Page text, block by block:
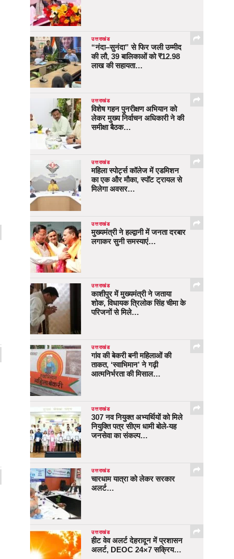
उत्तराखंड
“नंदा–सुनंदा” से फिर जली उम्मीद
की लौ, 39 बालिकाओं को ₹12.98
लाख की सहायता…
उत्तराखंड
विशेष गहन पुनरीक्षण अभियान को
लेकर मुख्य निर्वाचन अधिकारी ने की
समीक्षा बैठक…
उत्तराखंड
महिला स्पोर्ट्स कॉलेज में एडमिशन
का एक और मौका, स्पॉट ट्रायल से
मिलेगा अवसर…
उत्तराखंड
मुख्यमंत्री ने हल्द्वानी में जनता दरबार
लगाकर सुनी समस्याएं…
उत्तराखंड
काशीपुर में मुख्यमंत्री ने जताया
शोक, विधायक त्रिलोक सिंह चीमा के
परिजनों से मिले…
उत्तराखंड
गांव की बेकरी बनी महिलाओं की
ताकत, ‘स्वाभिमान’ ने गढ़ी
आत्मनिर्भरता की मिसाल…
उत्तराखंड
307 नव नियुक्त अभ्यर्थियों को मिले
नियुक्ति पत्र सीएम धामी बोले-यह
जनसेवा का संकल्प…
उत्तराखंड
चारधाम यात्रा को लेकर सरकार
अलर्ट…
उत्तराखंड
हीट वेव अलर्ट देहरादून में प्रशासन
अलर्ट, DEOC 24×7 सक्रिय…